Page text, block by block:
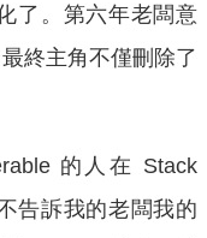
了。第六年老闆意
終主角不僅刪除了
的人在 Stack
告訴我的老闆我的